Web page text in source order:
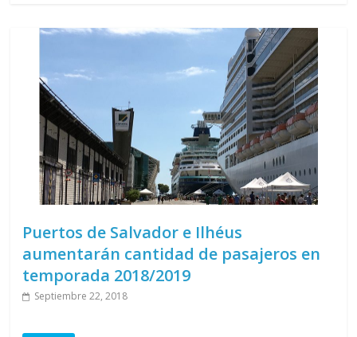
Puertos de Salvador e Ilhéus
aumentarán cantidad de pasajeros en
temporada 2018/2019
Septiembre 22, 2018